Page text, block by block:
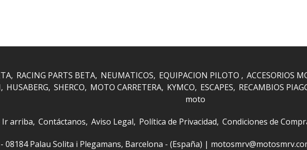
RACING PARTS BETA NEUMATICOS EQUIPACION PILOTO ACCESORIOS
HUSABERG SHERCO MOTO CARRETERA KYMCO ESCAPES RECAMBIOS
moto
Ir arriba Contáctanos Aviso Legal Política de Privacidad Condiciones de
08184 Palau Solita i Plegamans, Barcelona - (España) |